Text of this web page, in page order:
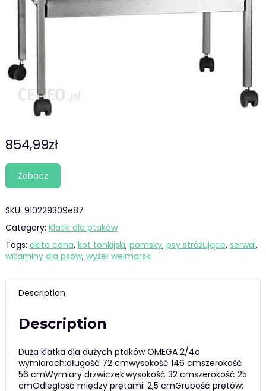
854,99zł
Zobacz
SKU: 910229309e87
Category: Klatki dla ptaków
Tags: akita cena, kot tonkijski, pomsky, psy stróżujące, serwal,
witaminy dla psów, wyżeł weimarski
Description
Description
Duża klatka dla dużych ptaków OMEGA 2/4o
wymiarach:długość 72 cmwysokość 146 cmszerokość
56 cmWymiary drzwiczek:wysokość 32 cmszerokość 25
cmOdległość między prętami: 2,5 cmGrubość prętów: